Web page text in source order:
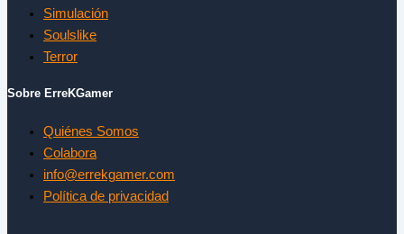
Simulación
Soulslike
Terror
Sobre ErreKGamer
Quiénes Somos
Colabora
info@errekgamer.com
Política de privacidad